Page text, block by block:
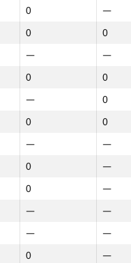
0
—
0
0
—
—
0
0
—
0
0
0
—
—
0
—
0
—
—
—
—
—
0
—
0
—
0
0
—
—
0
0
—
0
0
0
—
—
0
—
0
—
—
—
—
—
0
—